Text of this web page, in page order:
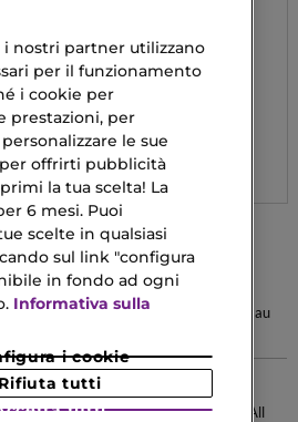
TOM FORD
SOLEIL BLANC
Eau De Toilette
123,00 €
TE
Sauvage Eau
Miss Dior Eau
Tonico Acido
Ialuronico
Rodriguez All
i nostri partner utilizzano
per il funzionamento
i cookie per
prestazioni, per
le sue
offrirti pubblicità
la tua scelta! La
6 mesi. Puoi
scelte in qualsiasi
sul link "configura
in fondo ad ogni
Informativa sulla
i cookie
Rifiuta tutti
tutti